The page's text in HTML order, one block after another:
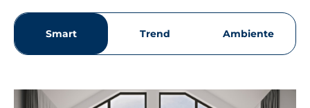
Smart Trend Ambiente